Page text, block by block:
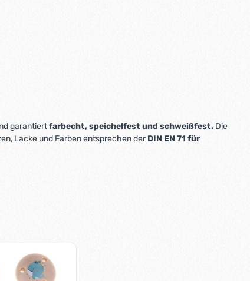
garantiertfarbecht, speichelfest und schweißfest. Die
Lacke und Farben entsprechen derDIN EN 71 für